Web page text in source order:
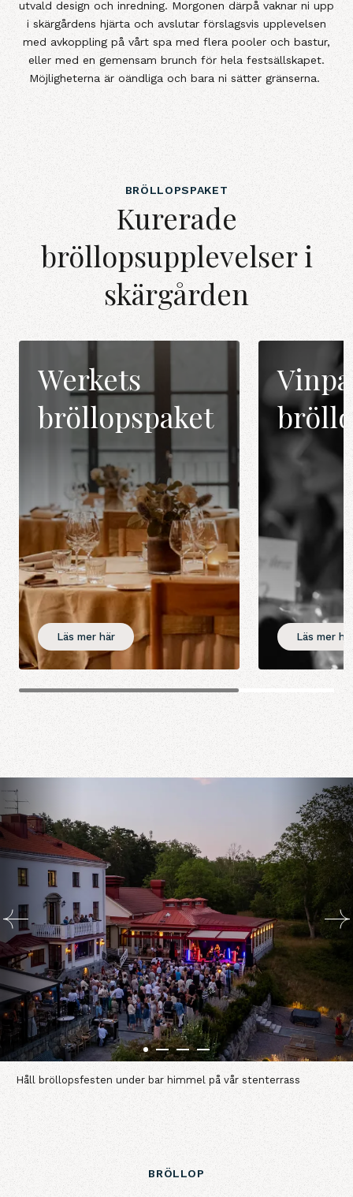
utvald design och inredning. Morgonen därpå vaknar ni upp
i skärgårdens hjärta och avslutar förslagsvis upplevelsen
med avkoppling på vårt spa med flera pooler och bastur,
eller med en gemensam brunch för hela festsällskapet.
Möjligheterna är oändliga och bara ni sätter gränserna.
BRÖLLOPSPAKET
Kurerade
bröllopsupplevelser i
skärgården
Werkets
bröllopspaket
Läs mer här Läs mer
Håll bröllopsfesten under bar himmel på vår stenterrass
BRÖLLOP